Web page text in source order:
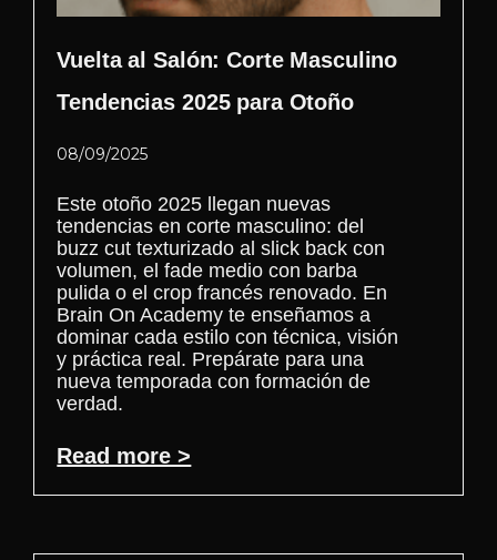
Vuelta al Salón: Corte Masculino
Tendencias 2025 para Otoño
08/09/2025
Este otoño 2025 llegan nuevas
tendencias en corte masculino: del
buzz cut texturizado al slick back con
volumen, el fade medio con barba
pulida o el crop francés renovado. En
Brain On Academy te enseñamos a
dominar cada estilo con técnica, visión
y práctica real. Prepárate para una
nueva temporada con formación de
verdad.
Read more >